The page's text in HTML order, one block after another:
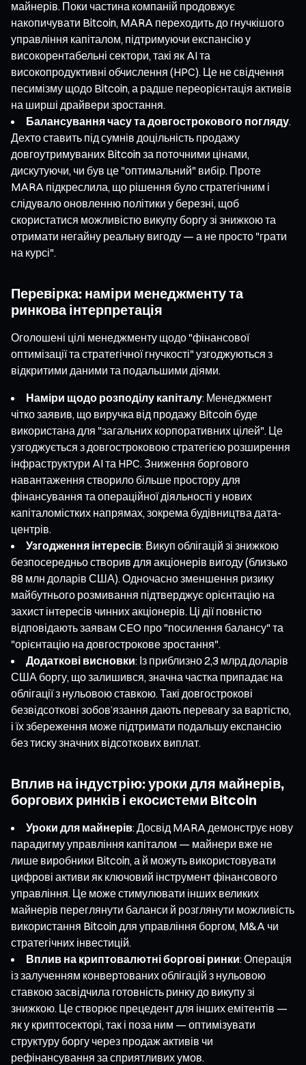
майнерів. Поки частина компаній продовжує
накопичувати Bitcoin, MARA переходить до гнучкішого
управління капіталом, підтримуючи експансію у
високорентабельні сектори, такі як AI та
високопродуктивні обчислення (HPC). Це не свідчення
песимізму щодо Bitcoin, а радше переорієнтація активів
на ширші драйвери зростання.
Балансування часу та довгострокового погляду.
Дехто ставить під сумнів доцільність продажу
довгоутримуваних Bitcoin за поточними цінами,
дискутуючи, чи був це "оптимальний" вибір. Проте
MARA підкреслила, що рішення було стратегічним і
слідувало оновленню політики у березні, щоб
скористатися можливістю викупу боргу зі знижкою та
отримати негайну реальну вигоду — а не просто "грати
на курсі".
Перевірка: наміри менеджменту та
ринкова інтерпретація
Оголошені цілі менеджменту щодо "фінансової
оптимізації та стратегічної гнучкості" узгоджуються з
відкритими даними та подальшими діями.
Наміри щодо розподілу капіталу: Менеджмент
чітко заявив, що виручка від продажу Bitcoin буде
використана для "загальних корпоративних цілей". Це
узгоджується з довгостроковою стратегією розширення
інфраструктури AI та HPC. Зниження боргового
навантаження створило більше простору для
фінансування та операційної діяльності у нових
капіталомістких напрямах, зокрема будівництва дата-
центрів.
Узгодження інтересів: Викуп облігацій зі знижкою
безпосередньо створив для акціонерів вигоду (близько
88 млн доларів США). Одночасно зменшення ризику
майбутнього розмивання підтверджує орієнтацію на
захист інтересів чинних акціонерів. Ці дії повністю
відповідають заявам CEO про "посилення балансу" та
"орієнтацію на довгострокове зростання".
Додаткові висновки: Із приблизно 2,3 млрд доларів
США боргу, що залишився, значна частка припадає на
облігації з нульовою ставкою. Такі довгострокові
безвідсоткові зобов’язання дають перевагу за вартістю,
і їх збереження може підтримати подальшу експансію
без тиску значних відсоткових виплат.
Вплив на індустрію: уроки для майнерів,
боргових ринків і екосистеми Bitcoin
Уроки для майнерів: Досвід MARA демонструє нову
парадигму управління капіталом — майнери вже не
лише виробники Bitcoin, а й можуть використовувати
цифрові активи як ключовий інструмент фінансового
управління. Це може стимулювати інших великих
майнерів переглянути баланси й розглянути можливість
використання Bitcoin для управління боргом, M&A чи
стратегічних інвестицій.
Вплив на криптовалютні боргові ринки: Операція
із залученням конвертованих облігацій з нульовою
ставкою засвідчила готовність ринку до викупу зі
знижкою. Це створює прецедент для інших емітентів —
як у криптосекторі, так і поза ним — оптимізувати
структуру боргу через продаж активів чи
рефінансування за сприятливих умов.